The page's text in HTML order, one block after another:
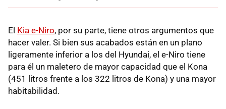
El Kia e-Niro, por su parte, tiene otros argumentos que
hacer valer. Si bien sus acabados están en un plano
ligeramente inferior a los del Hyundai, el e-Niro tiene
para él un maletero de mayor capacidad que el Kona
(451 litros frente a los 322 litros de Kona) y una mayor
habitabilidad.